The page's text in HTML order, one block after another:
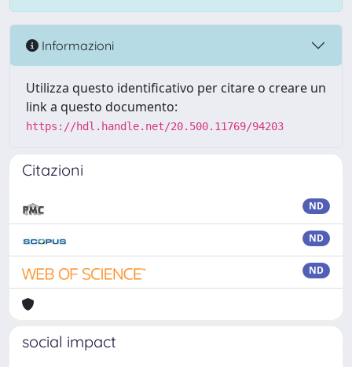
Informazioni
Utilizza questo identificativo per citare o creare un
link a questo documento:
https://hdl.handle.net/20.500.11769/94203
Citazioni
ND
ND
ND
social impact